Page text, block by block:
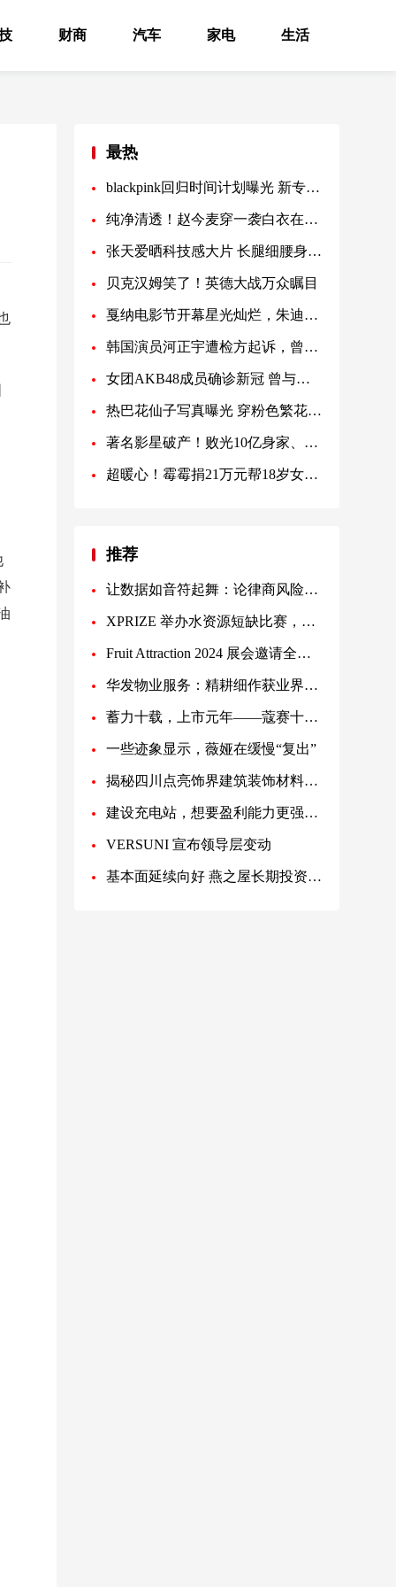
财商 汽车 家电 生活
最热
blackpink回归时间计划曝光 新专辑MV制作费用历代级
纯净清透！赵今麦穿一袭白衣在湖畔漫步
张天爱晒科技感大片 长腿细腰身材比例优越
贝克汉姆笑了！英德大战万众瞩目
戛纳电影节开幕星光灿烂，朱迪·福斯特获终身成就奖
韩国演员河正宇遭检方起诉，曾因滥用麻醉剂被调查
女团AKB48成员确诊新冠 曾与团内另一人有过接触
热巴花仙子写真曝光 穿粉色繁花裙娇美如画
著名影星破产！败光10亿身家、被赶出酒吧
超暖心！霉霉捐21万元帮18岁女学生实现大学梦
推荐
让数据如音符起舞：论律商风险动静合一评分
XPRIZE 举办水资源短缺比赛，发掘丰富的地球海洋资源
Fruit Attraction 2024 展会邀请全球人士参与
华发物业服务：精耕细作获业界认可 全面业务布局彰显强大综合实力
蓄力十载，上市元年——蔻赛十年上市元年大会圆满举办
一些迹象显示，薇娅在缓慢“复出”
揭秘四川点亮饰界建筑装饰材料公司全屋整装细腻地述说着岁月的痕迹
建设充电站，想要盈利能力更强且省心，如何选择靠谱的充电桩？
VERSUNI 宣布领导层变动
基本面延续向好 燕之屋长期投资价值凸显